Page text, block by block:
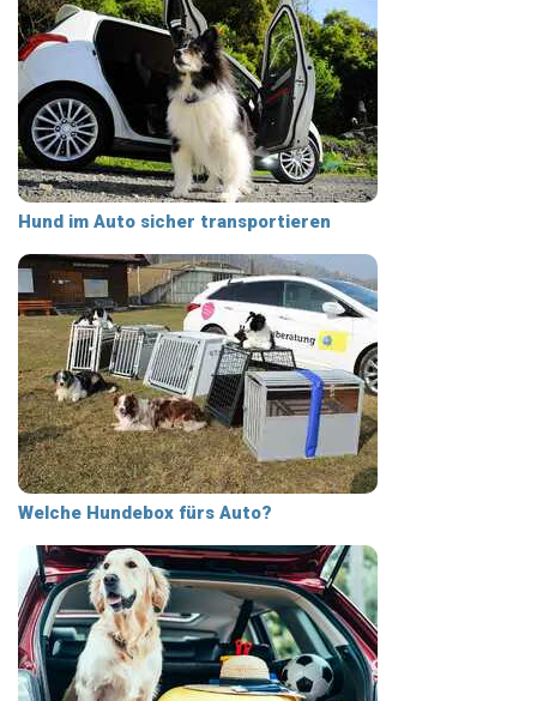
Hund im Auto sicher transportieren
Welche Hundebox fürs Auto?